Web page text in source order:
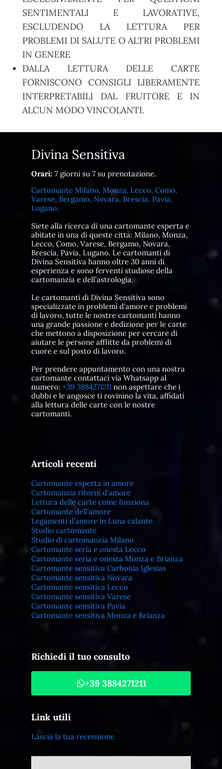
SENTIMENTALI E LAVORATIVE,
ESCLUDENDO LA LETTURA PER
PROBLEMI DI SALUTE O ALTRI PROBLEMI
IN GENERE
DALLA LETTURA DELLE CARTE
FORNISCONO CONSIGLI LIBERAMENTE
INTERPRETABILI DAL FRUITORE E IN
ALCUN MODO VINCOLANTI.
Divina Sensitiva
Orari: 7 giorni su 7 su prenotazione.
Cartomante Milano, Monza, Lecco, Como,
Varese, Bergamo, Novara, Brescia, Pavia,
Lugano.
Siete alla ricerca di una cartomante esperta e
abitate in una di queste città: Milano, Monza,
Lecco, Como, Varese, Bergamo, Novara,
Brescia, Pavia, Lugano. Le cartomanti di
Divina Sensitiva hanno oltre 30 anni di
esperienza e sono ferventi studiose della
cartomanzia e dell’astrologia.
Le cartomanti di Divina Sensitiva sono
specializzate in problemi d'amore e problemi
di lavoro, tutte le nostre cartomanti hanno
una grande passione e dedizione per le carte
che mettono a disposizione per cercare di
aiutare le persone afflitte da problemi di
cuore e sul posto di lavoro.
Per prendere appuntamento con una nostra
cartomante contattaci via Whatsapp al
numero: +39 3884271211non aspettare che i
dubbi e le angosce ti rovinino la vita, affidati
alla lettura delle carte con le nostre
cartomanti.
Articoli recenti
Cartomante esperta in amore
Cartomanzia ritorni d’amore
Lettura delle carte come funziona
Cartomante dell’amore
Legamenti d’amore in Luna calante
Studio cartomante
Studio di cartomanzia Milano
Cartomante seria e onesta Lecco
Cartomante seria e onesta Monza e Brianza
Cartomante sensitiva Carbonia Iglesias
Cartomante sensitiva Novara
Cartomante sensitiva Lecco
Cartomante sensitiva Varese
Cartomante sensitiva Pavia
Cartomante sensitiva Monza e Brianza
Richiedi il tuo consulto
+39 3884271211
Link utili
Lascia la tua recensione